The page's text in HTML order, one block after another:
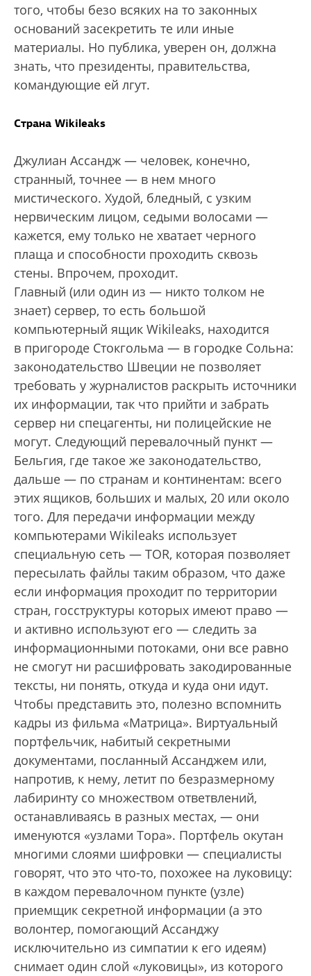
того, чтобы безо всяких на то законных
оснований засекретить те или иные
материалы. Но публика, уверен он, должна
знать, что президенты, правительства,
командующие ей лгут.
Страна Wikileaks
Джулиан Ассандж — человек, конечно,
странный, точнее — в нем много
мистического. Худой, бледный, с узким
нервическим лицом, седыми волосами —
кажется, ему только не хватает черного
плаща и способности проходить сквозь
стены. Впрочем, проходит.
Главный (или один из — никто толком не
знает) сервер, то есть большой
компьютерный ящик Wikileaks, находится
в пригороде Стокгольма — в городке Сольна:
законодательство Швеции не позволяет
требовать у журналистов раскрыть источники
их информации, так что прийти и забрать
сервер ни спецагенты, ни полицейские не
могут. Следующий перевалочный пункт —
Бельгия, где такое же законодательство,
дальше — по странам и континентам: всего
этих ящиков, больших и малых, 20 или около
того. Для передачи информации между
компьютерами Wikileaks использует
специальную сеть — TOR, которая позволяет
пересылать файлы таким образом, что даже
если информация проходит по территории
стран, госструктуры которых имеют право —
и активно используют его — следить за
информационными потоками, они все равно
не смогут ни расшифровать закодированные
тексты, ни понять, откуда и куда они идут.
Чтобы представить это, полезно вспомнить
кадры из фильма «Матрица». Виртуальный
портфельчик, набитый секретными
документами, посланный Ассанджем или,
напротив, к нему, летит по безразмерному
лабиринту со множеством ответвлений,
останавливаясь в разных местах, — они
именуются «узлами Тора». Портфель окутан
многими слоями шифровки — специалисты
говорят, что это что-то, похожее на луковицу:
в каждом перевалочном пункте (узле)
приемщик секретной информации (а это
волонтер, помогающий Ассанджу
исключительно из симпатии к его идеям)
снимает один слой «луковицы», из которого